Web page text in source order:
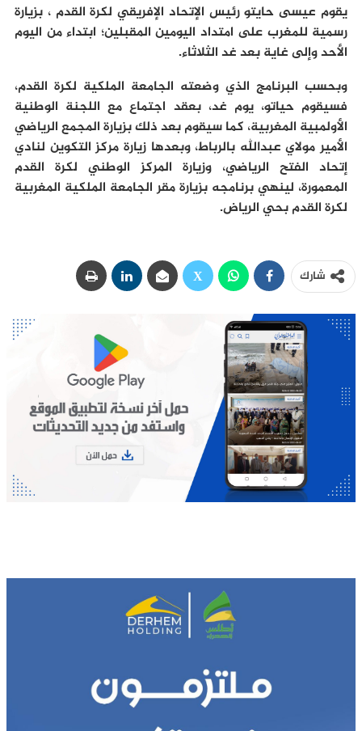
يقوم عيسى حايتو رئيس الإتحاد الإفريقي لكرة القدم ، بزيارة
رسمية للمغرب على امتداد اليومين المقبلين؛ ابتداء من اليوم
الأحد وإلى غاية بعد غد الثلاثاء.
وبحسب البرنامج الذي وضعته الجامعة الملكية لكرة القدم،
فسيقوم حياتو، يوم غد، بعقد اجتماع مع اللجنة الوطنية
الأولمبية المغربية، كما سيقوم بعد ذلك بزيارة المجمع الرياضي
الأمير مولاي عبدالله بالرباط، وبعدها زيارة مركز التكوين لنادي
إتحاد الفتح الرياضي، وزيارة المركز الوطني لكرة القدم
المعمورة، لينهي برنامجه بزيارة مقر الجامعة الملكية المغربية
لكرة القدم بحي الرياض.
شارك